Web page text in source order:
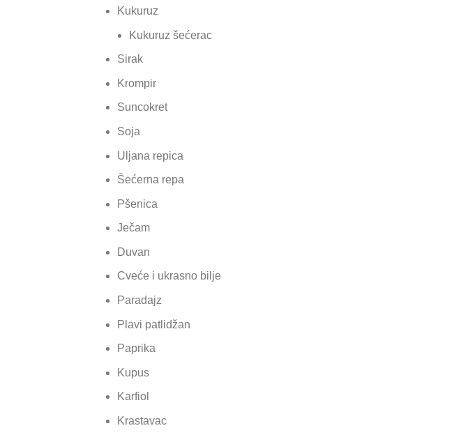
Kukuruz
Kukuruz šećerac
Sirak
Krompir
Suncokret
Soja
Uljana repica
Šećerna repa
Pšenica
Ječam
Duvan
Cveće i ukrasno bilje
Paradajz
Plavi patlidžan
Paprika
Kupus
Karfiol
Krastavac